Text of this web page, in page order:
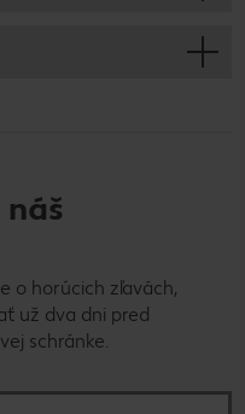
o horúcich zľavách,
už dva dni pred
schránke.